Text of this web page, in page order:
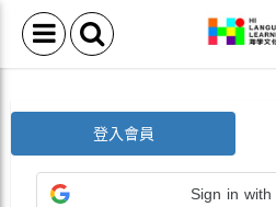
登入會員
Sign in